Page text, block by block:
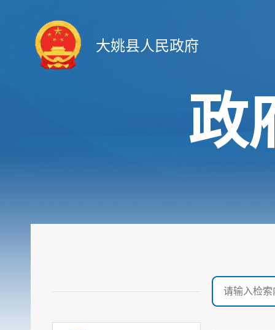
大姚县人民政府
政